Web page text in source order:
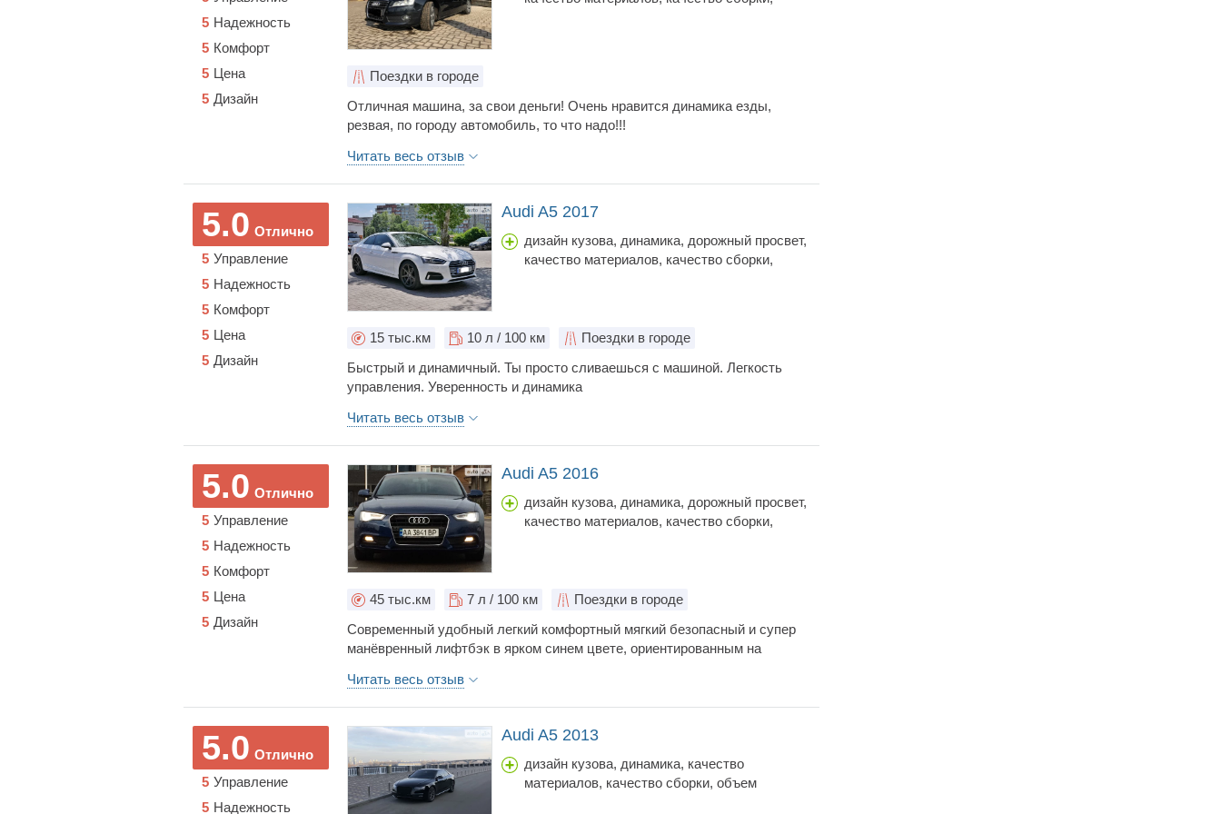
Надежность
5
Комфорт
5
Цена
5
Дизайн
5
Поездки в городе
Отличная машина, за свои деньги! Очень нравится динамика езды,
резвая, по городу автомобиль, то что надо!!!
Читать весь отзыв
Отлично
5.0
Управление
5
Надежность
5
Комфорт
5
Цена
5
Дизайн
5
Audi A5 2017
дизайн кузова, динамика, дорожный просвет,
качество материалов, качество сборки,
шумоизоляция
15 тыс.км 10 л / 100 км
Поездки в городе
Быстрый и динамичный. Ты просто сливаешься с машиной. Легкость
управления. Уверенность и динамика
Читать весь отзыв
Отлично
5.0
Управление
5
Надежность
5
Комфорт
5
Цена
5
Дизайн
5
Audi A5 2016
дизайн кузова, динамика, дорожный просвет,
качество материалов, качество сборки,
шумоизоляция
45 тыс.км 7 л / 100 км
Поездки в городе
Современный удобный легкий комфортный мягкий безопасный и супер
манёвренный лифтбэк в ярком синем цвете, ориентированным на
частью по топливу - от души рекомендую, как и весь концепт AUDI. У
этого спортбэка есть харизма !
Читать весь отзыв
Отлично
5.0
Управление
5
Надежность
5
Audi A5 2013
дизайн кузова, динамика, качество
материалов, качество сборки, объем